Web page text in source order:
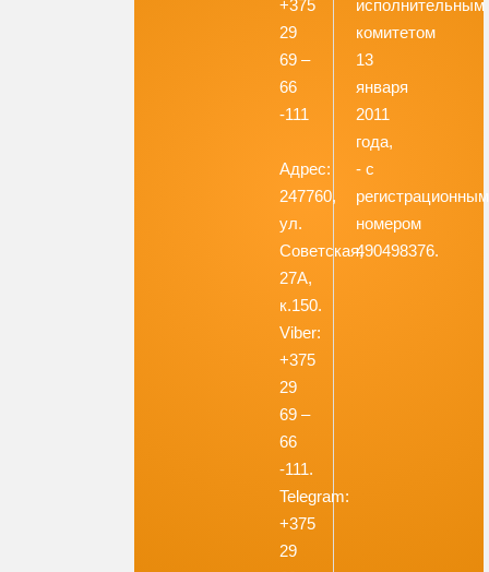
+375
29
69 –
66
-111
Адрес:
247760,
ул.
Советская,
27А,
к.150.
Viber:
+375
29
69 –
66
-111.
Telegram:
+375
29
исполнительным
комитетом
13
января
2011
года,
- с
регистрационным
номером
490498376.